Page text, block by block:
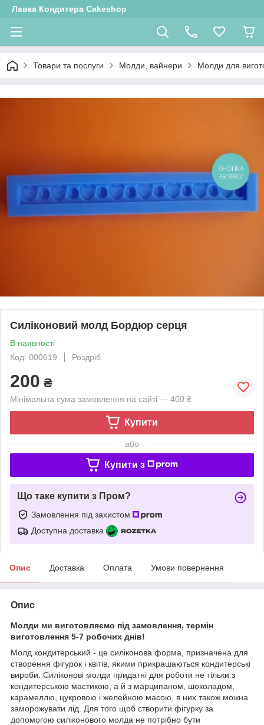
Лавка Кондитера Cakeshop
Товари та послуги Молди, вайнери Молди для
Силіконовий молд Бордюр серця
В наявності
Код: 000619
Роздріб
200 ₴
Мінімальна сума замовлення на сайті — 400 ₴
Купити
або
Купити з
Що таке купити з Пром?
Замовлення під захистом
Доступна доставка
Опис Доставка Оплата Умови повернення
Опис
Молди ми виготовляємо під замовлення, термін
виготовлення 5-7 робочих днів!
Молд кондитерський - це силіконова форма, призначена для
створення фігурок і квітів, якими прикрашаються кондитерські
вироби. Силіконові молди придатні для роботи не тільки з
кондитерською мастикою, а й з марципаном, шоколадом,
карамеллю, цукровою і желейною масою, в них також можна
заморожувати лід. Для того щоб створити фігурку за
допомогою силіконового молда не потрібно бути
КНОПКА
ЗВ'ЯЗКУ